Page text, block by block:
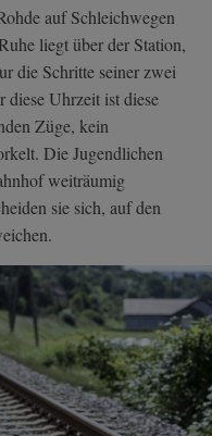
auf Schleichwegen
liegt über der Station,
die Schritte seiner zwei
diese Uhrzeit ist diese
Züge, kein
Die Jugendlichen
weiträumig
sie sich, auf den